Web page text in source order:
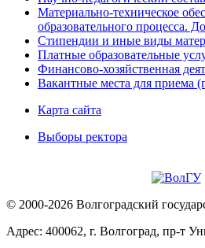
Материально-техническое
образовательного процесса.
Стипендии и иные виды
Платные образовательные
Финансово-хозяйственная
Вакантные места для приема
Карта сайта
Выборы ректора
© 2000-2026 Волгоградский
Адрес: 400062, г. Волгоград, пр-т